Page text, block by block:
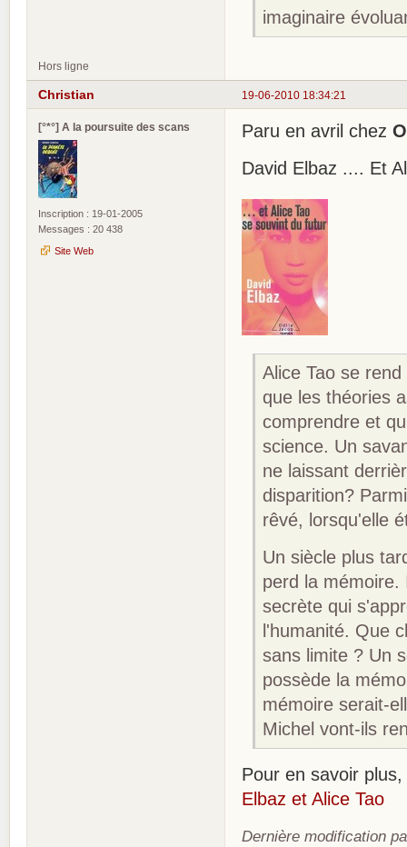
imaginaire
Hors ligne
19-06-2010 18:34:21
Christian
[°*°] A la poursuite des scans
Inscription : 19-01-2005
Messages : 20 438
Site Web
Paru en avril chez
David Elbaz .... Et
Alice Tao se
que les théories
comprendre et
science. Un
ne laissant
disparition?
rêvé, lorsqu'elle
Un siècle plus
perd la mémoire.
secrète qui
l'humanité. Que
sans limite ? Un
possède la
mémoire serait-
Michel vont-ils
Pour en savoir
Elbaz et Alice Tao
Dernière modification